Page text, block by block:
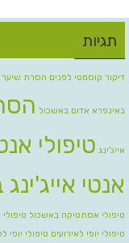
תגיות
דיקור קוסמטי לפנים הסרת שיער
באינפרא אדום באשכול
אייג'ינג טיפולי
אנטי
טיפולי אסתטיקה באשכול
טיפולי יופי לאירועים טיפולי יופי